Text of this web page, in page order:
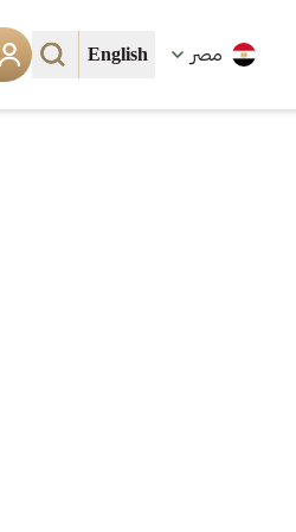
مصر English